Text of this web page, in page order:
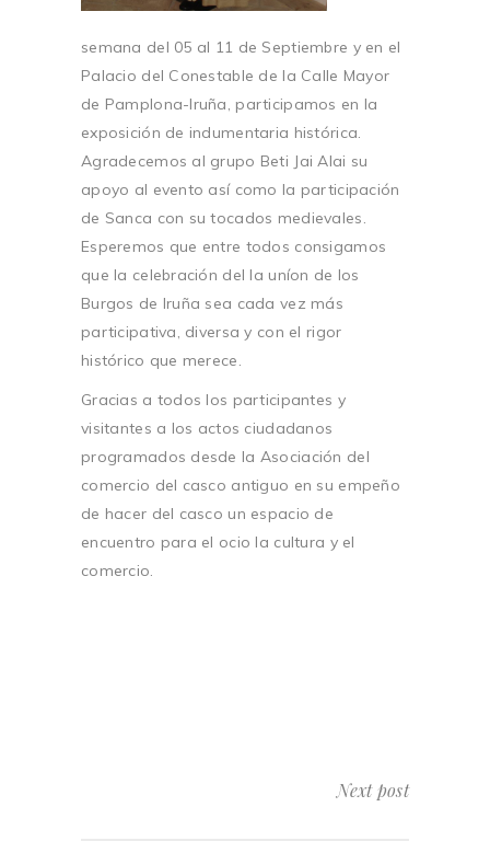
semana del 05 al 11 de Septiembre y en el
Palacio del Conestable de la Calle Mayor
de Pamplona-Iruña, participamos en la
exposición de indumentaria histórica.
Agradecemos al grupo Beti Jai Alai su
apoyo al evento así como la participación
de Sanca con su tocados medievales.
Esperemos que entre todos consigamos
que la celebración del la uníon de los
Burgos de Iruña sea cada vez más
participativa, diversa y con el rigor
histórico que merece.
Gracias a todos los participantes y
visitantes a los actos ciudadanos
programados desde la Asociación del
comercio del casco antiguo en su empeño
de hacer del casco un espacio de
encuentro para el ocio la cultura y el
comercio.
Next post